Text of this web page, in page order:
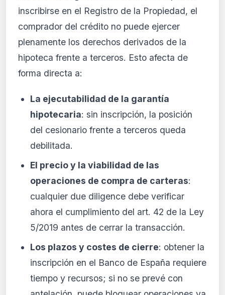
inscribirse en el Registro de la Propiedad, el
comprador del crédito no puede ejercer
plenamente los derechos derivados de la
hipoteca frente a terceros. Esto afecta de
forma directa a:
La ejecutabilidad de la garantía
hipotecaria: sin inscripción, la posición
del cesionario frente a terceros queda
debilitada.
El precio y la viabilidad de las
operaciones de compra de carteras:
cualquier due diligence debe verificar
ahora el cumplimiento del art. 42 de la Ley
5/2019 antes de cerrar la transacción.
Los plazos y costes de cierre: obtener la
inscripción en el Banco de España requiere
tiempo y recursos; si no se prevé con